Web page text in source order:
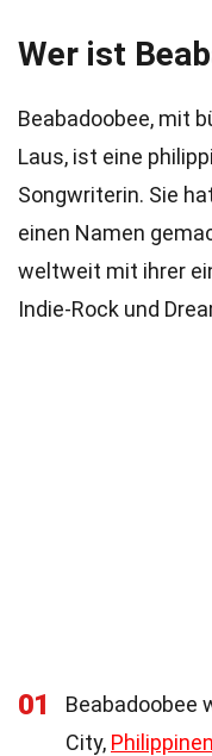
Wer ist
Beabadoobee, mit
Laus, ist eine
Songwriterin. Sie
einen Namen
weltweit mit ihrer
Indie-Rock und
01
Beabadoobee
City, Philippinen